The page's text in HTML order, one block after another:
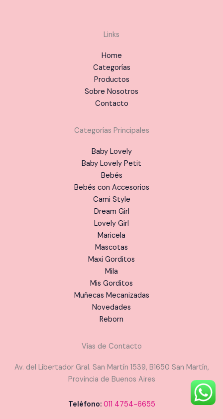
Links
Home
Categorías
Productos
Sobre Nosotros
Contacto
Categorías Principales
Baby Lovely
Baby Lovely Petit
Bebés
Bebés con Accesorios
Cami Style
Dream Girl
Lovely Girl
Maricela
Mascotas
Maxi Gorditos
Mila
Mis Gorditos
Muñecas Mecanizadas
Novedades
Reborn
Vías de Contacto
Av. del Libertador Gral. San Martín 1539, B1650 San Martín,
Provincia de Buenos Aires
Teléfono: 011 4754-6655